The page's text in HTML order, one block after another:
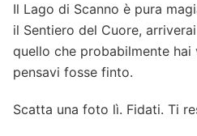
Il Lago di Scanno è pura
il Sentiero del Cuore,
quello che probabilmente
pensavi fosse finto.
Scatta una foto lì. Fidati. Ti